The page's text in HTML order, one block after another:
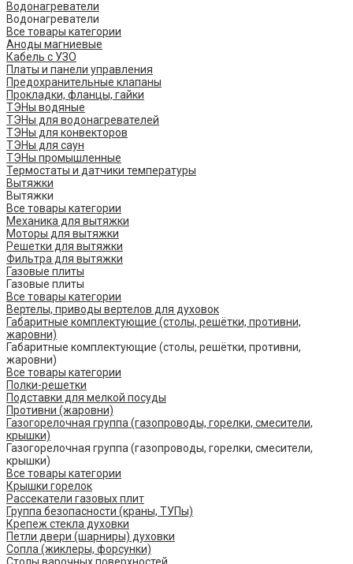
Водонагреватели
Водонагреватели
Все товары категории
Аноды магниевые
Кабель с УЗО
Платы и панели управления
Предохранительные клапаны
Прокладки, фланцы, гайки
ТЭНы водяные
ТЭНы для водонагревателей
ТЭНы для конвекторов
ТЭНы для саун
ТЭНы промышленные
Термостаты и датчики температуры
Вытяжки
Вытяжки
Все товары категории
Механика для вытяжки
Моторы для вытяжки
Решетки для вытяжки
Фильтра для вытяжки
Газовые плиты
Газовые плиты
Все товары категории
Вертелы, приводы вертелов для духовок
Габаритные комплектующие (столы, решётки, противни,
жаровни)
Габаритные комплектующие (столы, решётки, противни,
жаровни)
Все товары категории
Полки-решетки
Подставки для мелкой посуды
Противни (жаровни)
Газогорелочная группа (газопроводы, горелки, смесители,
крышки)
Газогорелочная группа (газопроводы, горелки, смесители,
крышки)
Все товары категории
Крышки горелок
Рассекатели газовых плит
Группа безопасности (краны, ТУПы)
Крепеж стекла духовки
Петли двери (шарниры) духовки
Сопла (жиклеры, форсунки)